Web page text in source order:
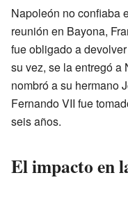
Napoleón no confiaba
reunión en Bayona,
fue obligado a
su vez, se la entregó
nombró a su hermano
Fernando VII fue
seis años.
El impacto en